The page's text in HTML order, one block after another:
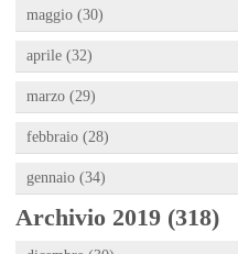
maggio (30)
aprile (32)
marzo (29)
febbraio (28)
gennaio (34)
Archivio 2019 (318)